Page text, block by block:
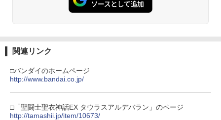
関連リンク
□バンダイのホームページ
http://www.bandai.co.jp/
□「聖闘士聖衣神話EX タウラスアルデバラン」のページ
http://tamashii.jp/item/10673/